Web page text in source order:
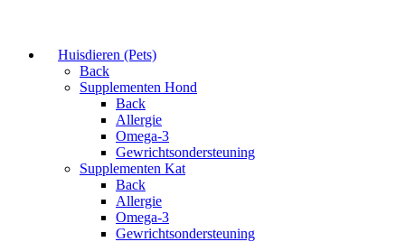
Huisdieren (Pets)
Back
Supplementen Hond
Back
Allergie
Omega-3
Gewrichtsondersteuning
Supplementen Kat
Back
Allergie
Omega-3
Gewrichtsondersteuning